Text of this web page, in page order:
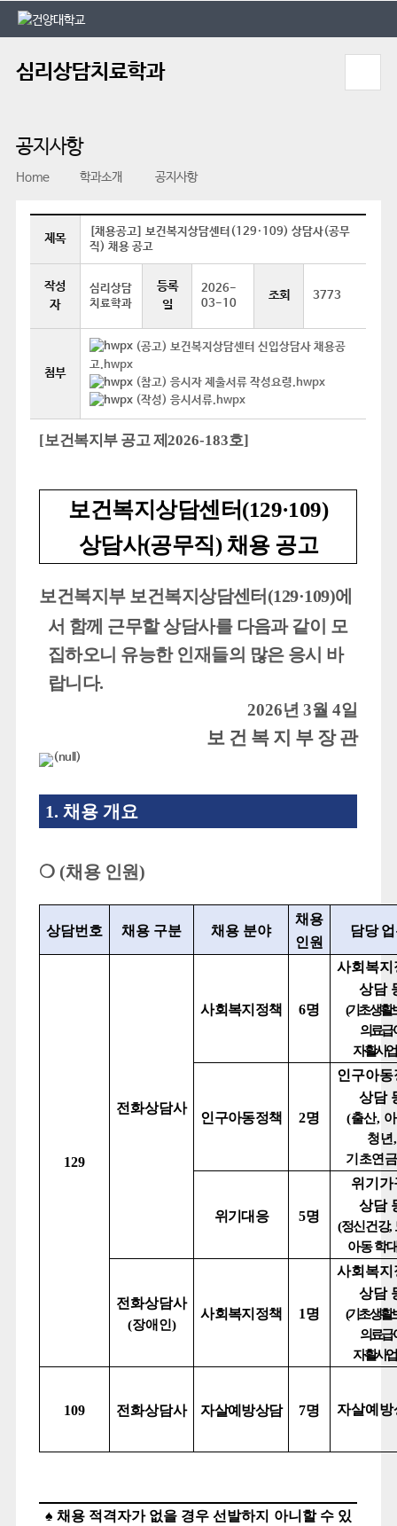
본문 바로가기
대메뉴 바로가기
심리상담치료학과
공지사항
Home 학과소개 공지사항
제목
[채용공고] 보건복지상담센터(129·109) 상담사(공무
직) 채용 공고
작성
자
심리상담
치료학과
등록
일
2026-
03-10
조회 3773
첨부
(공고) 보건복지상담센터 신입상담사 채용공
고.hwpx
(참고) 응시자 제출서류 작성요령.hwpx
(작성) 응시서류.hwpx
[보건복지부 공고 제2026-183호]
보건복지상담센터(129·109)
상담사(공무직)채용 공고
보건복지부 보건복지상담센터 (129·109)에
서 함께 근무할 상담사를 다음과 같이 모
집하오니 유능한 인재들의 많은 응시 바
랍니다.
2026년 3월 4일
보 건 복 지 부 장 관
1.채용 개요
❍ (채용 인원)
상담번호 채용 구분 채용 분야
채용
인원
담당
129
전화상담사
사회복지정책 6명
사회복지
상담
(기초생활
의료급
자활사
인구아동정책 2명
인구아동
상담
(출산,
청년,
기초연
위기대응 5명
위기가
상담
(정신건강,
아동 학
전화상담사
(장애인)
사회복지정책 1명
사회복지
상담
(기초생활
의료급
자활사
109 전화상담사 자살예방상담 7명 자살예방
♠채용 적격자가 없을 경우 선발하지 아니할 수 있